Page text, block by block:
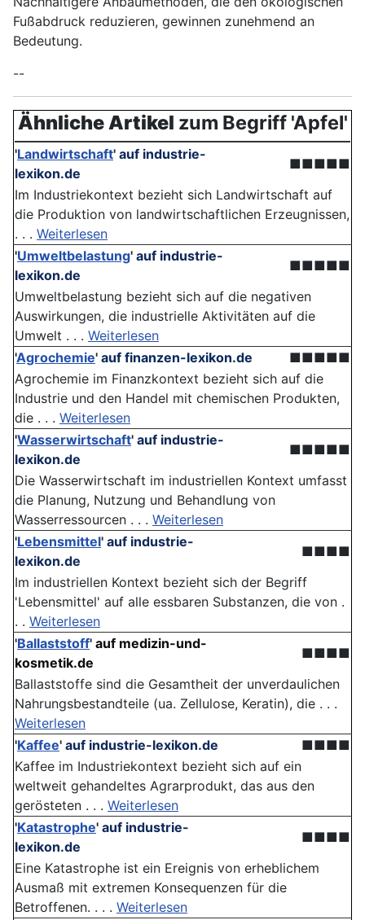
Fußabdruck reduzieren, gewinnen zunehmend an
Bedeutung.
--
Ähnliche Artikel zum Begriff 'Apfel'
'Landwirtschaft' auf industrie-
lexikon.de
■■■■■
Im Industriekontext bezieht sich Landwirtschaft auf
die Produktion von landwirtschaftlichen Erzeugnissen,
. . . Weiterlesen
'Umweltbelastung' auf industrie-
lexikon.de
■■■■■
Umweltbelastung bezieht sich auf die negativen
Auswirkungen, die industrielle Aktivitäten auf die
Umwelt . . . Weiterlesen
'Agrochemie' auf finanzen-lexikon.de
■■■■■
Agrochemie im Finanzkontext bezieht sich auf die
Industrie und den Handel mit chemischen Produkten,
die . . . Weiterlesen
'Wasserwirtschaft' auf industrie-
lexikon.de
■■■■■
Die Wasserwirtschaft im industriellen Kontext umfasst
die Planung, Nutzung und Behandlung von
Wasserressourcen . . . Weiterlesen
'Lebensmittel' auf industrie-
lexikon.de
■■■■
Im industriellen Kontext bezieht sich der Begriff
'Lebensmittel' auf alle essbaren Substanzen, die von .
. . Weiterlesen
'Ballaststoff' auf medizin-und-
kosmetik.de
■■■■
Ballaststoffe sind die Gesamtheit der unverdaulichen
Nahrungsbestandteile (ua. Zellulose, Keratin), die . . .
Weiterlesen
'Kaffee' auf industrie-lexikon.de
■■■■
Kaffee im Industriekontext bezieht sich auf ein
weltweit gehandeltes Agrarprodukt, das aus den
gerösteten . . . Weiterlesen
'Katastrophe' auf industrie-
lexikon.de
■■■■
Eine Katastrophe ist ein Ereignis von erheblichem
Ausmaß mit extremen Konsequenzen für die
Betroffenen. . . . Weiterlesen